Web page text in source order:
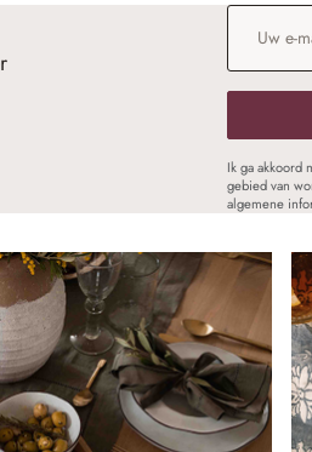
E-mailadres
Ik ga akkoord
gebied van
algemene